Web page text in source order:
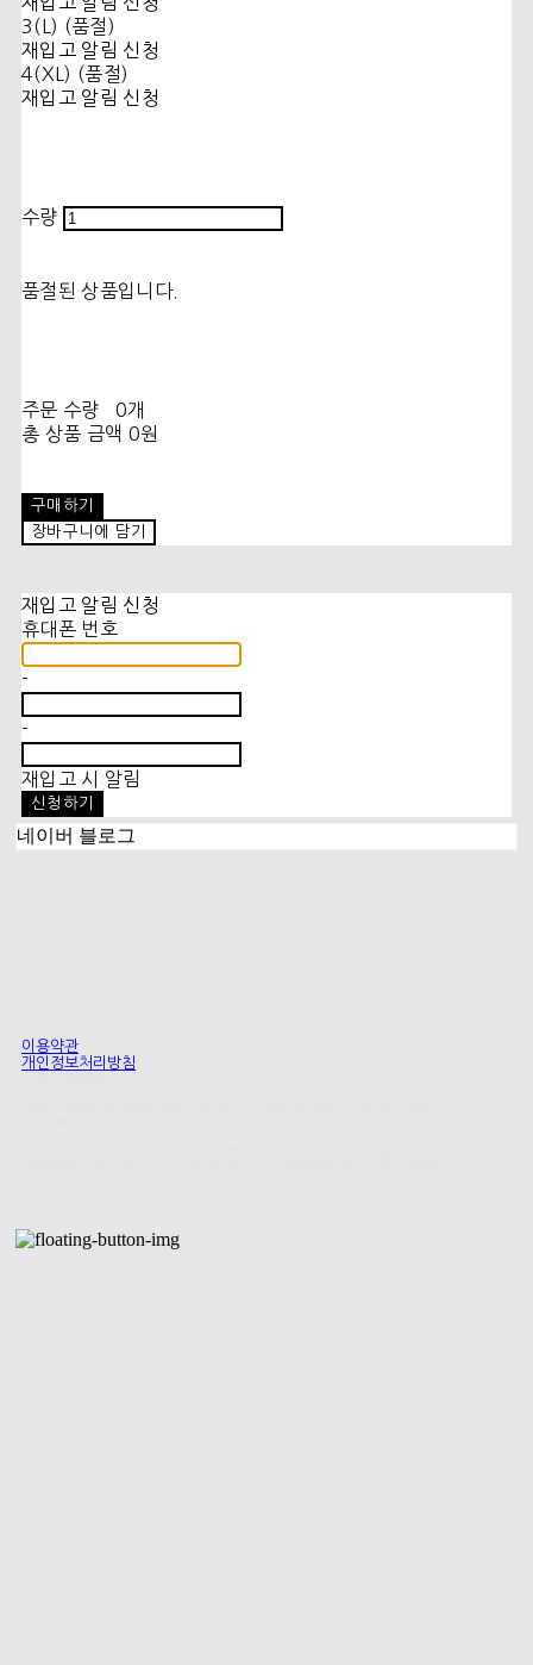
3(L) (품절)
재입고 알림 신청
4(XL) (품절)
재입고 알림 신청
수량
품절된 상품입니다.
주문 수량
0개
총 상품 금액 0원
구매하기
장바구니에 담기
재입고 알림 신청
휴대폰 번호
-
-
재입고 시 알림
신청하기
네이버 블로그
이용약관
개인정보처리방침